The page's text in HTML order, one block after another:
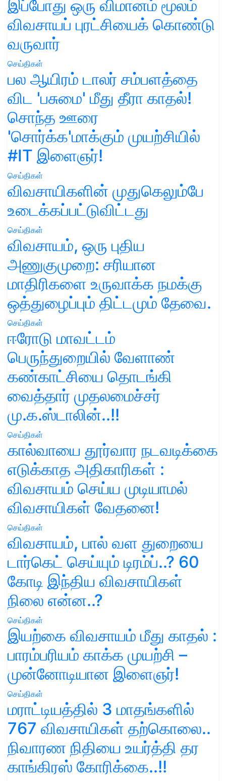
இப்போது ஒரு விமானம் மூலம்
விவசாயப் புரட்சியைக் கொண்டு
வருவார்
செய்திகள்
பல ஆயிரம் டாலர் சம்பளத்தை
விட 'பசுமை' மீது தீரா காதல்!
சொந்த ஊரை
'சொர்க்க'மாக்கும் முயற்சியில்
#IT இளைஞர்!
செய்திகள்
விவசாயிகளின் முதுகெலும்பே
உடைக்கப்பட்டுவிட்டது
செய்திகள்
விவசாயம், ஒரு புதிய
அணுகுமுறை: சரியான
மாதிரிகளை உருவாக்க நமக்கு
ஒத்துழைப்பும் திட்டமும் தேவை.
செய்திகள்
ஈரோடு மாவட்டம்
பெருந்துறையில் வேளாண்
கண்காட்சியை தொடங்கி
வைத்தார் முதலமைச்சர்
மு.க.ஸ்டாலின்..!!
செய்திகள்
கால்வாயை தூர்வார நடவடிக்கை
எடுக்காத அதிகாரிகள் :
விவசாயம் செய்ய முடியாமல்
விவசாயிகள் வேதனை!
செய்திகள்
விவசாயம், பால் வள துறையை
டார்கெட் செய்யும் டிரம்ப்..? 60
கோடி இந்திய விவசாயிகள்
நிலை என்ன..?
செய்திகள்
இயற்கை விவசாயம் மீது காதல் :
பாரம்பரியம் காக்க முயற்சி –
முன்னோடியான இளைஞர்!
செய்திகள்
மராட்டியத்தில் 3 மாதங்களில்
767 விவசாயிகள் தற்கொலை..
நிவாரண நிதியை உயர்த்தி தர
காங்கிரஸ் கோரிக்கை..!!